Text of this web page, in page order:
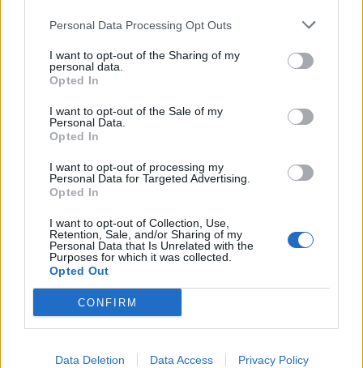
Personal Data Processing Opt Outs
I want to opt-out of the Sharing of my
personal data.
Opted In
I want to opt-out of the Sale of my
Personal Data.
Opted In
I want to opt-out of processing my
Personal Data for Targeted Advertising.
Opted In
I want to opt-out of Collection, Use,
Retention, Sale, and/or Sharing of my
Personal Data that Is Unrelated with the
Purposes for which it was collected.
Opted Out
CONFIRM
Data Deletion Data Access Privacy Policy
Ελλάδα
Παραλύει η χώρα από τη 24ωρη απεργία
ΓΣΕΕ και ΑΔΕΔΥ ενάντια στο νέο εργασιακό
νομοσχέδιο
01.10.25
Δημόσιοι υπάλληλοι, γιατροί, εκπαιδευτικοί, δικαστικοί
υπάλληλοι, ταξιτζήδες και ναυτεργάτες συμμετέχουν στη
σημερινή πανελλαδική κινητοποίηση, που μπλοκάρει